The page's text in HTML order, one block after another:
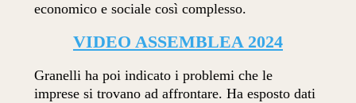
economico e sociale così complesso.
VIDEO ASSEMBLEA 2024
Granelli ha poi indicato i problemi che le
imprese si trovano ad affrontare. Ha esposto dati